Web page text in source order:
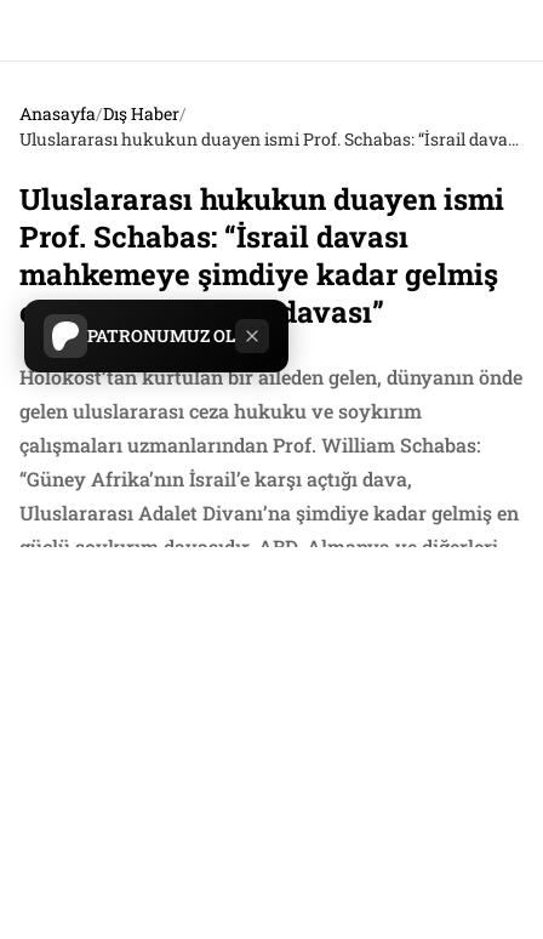
PATRONUMUZ OL
Anasayfa/Dış Haber/
Uluslararası hukukun duayen ismi Prof. Schabas: “İsrail davası mahkemeye şimdiye kadar gelmiş en güçlü soykırım davası”
Uluslararası hukukun duayen ismi
Prof. Schabas: “İsrail davası
mahkemeye şimdiye kadar gelmiş
en güçlü soykırım davası”
Holokost’tan kurtulan bir aileden gelen, dünyanın önde
gelen uluslararası ceza hukuku ve soykırım
çalışmaları uzmanlarından Prof. William Schabas:
“Güney Afrika’nın İsrail’e karşı açtığı dava,
Uluslararası Adalet Divanı’na şimdiye kadar gelmiş en
güçlü soykırım davasıdır. ABD, Almanya ve diğerleri,